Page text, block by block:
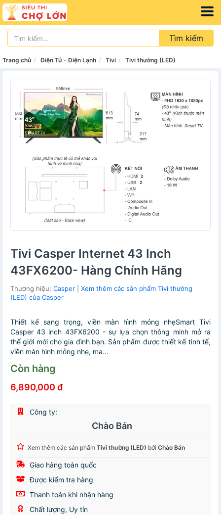
Tìm kiếm
Trang chủ Điện Tử - Điện Lạnh Tivi Tivi thường (LED)
Tivi Casper Internet 43 Inch
43FX6200- Hàng Chính Hãng
Thương hiệu: Casper
Xem thêm các sản phẩm Tivi thường
(LED) của Casper
Thiết kế sang trọng, viền màn hình mỏng nhẹSmart Tivi
Casper 43 inch 43FX6200 - sự lựa chọn thông minh mở ra
thế giới mới cho gia đình bạn. Sản phẩm được thiết kế tinh tế,
viền màn hình mỏng nhẹ, ma...
Còn hàng
6,890,000 đ
Công ty:
Chào Bán
Xem thêm các sản phẩm Tivi thường (LED) bởi Chào Bán
Giao hàng toàn quốc
Được kiểm tra hàng
Thanh toán khi nhận hàng
Chất lượng, Uy tín